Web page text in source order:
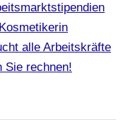
alle Arbeitskräfte
Sie rechnen!